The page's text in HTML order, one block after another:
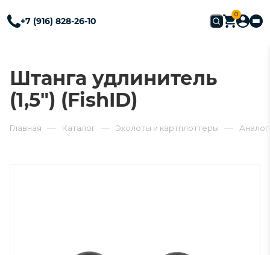
+7 (916) 828-26-10
0
Штанга удлинитель
(1,5") (FishID)
Главная — Каталог — Эхолоты и картплоттеры —